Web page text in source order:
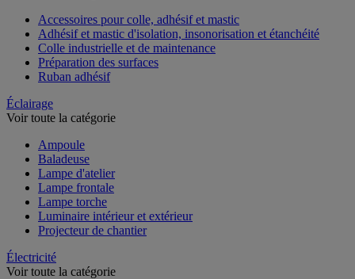
Accessoires pour colle, adhésif et mastic
Adhésif et mastic d'isolation, insonorisation et étanchéité
Colle industrielle et de maintenance
Préparation des surfaces
Ruban adhésif
Éclairage
Voir toute la catégorie
Ampoule
Baladeuse
Lampe d'atelier
Lampe frontale
Lampe torche
Luminaire intérieur et extérieur
Projecteur de chantier
Électricité
Voir toute la catégorie